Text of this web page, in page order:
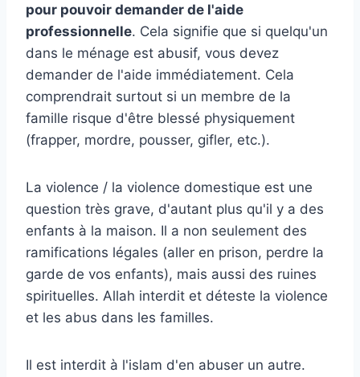
pour pouvoir demander de l'aide
professionnelle. Cela signifie que si quelqu'un
dans le ménage est abusif, vous devez
demander de l'aide immédiatement. Cela
comprendrait surtout si un membre de la
famille risque d'être blessé physiquement
(frapper, mordre, pousser, gifler, etc.).
La violence / la violence domestique est une
question très grave, d'autant plus qu'il y a des
enfants à la maison. Il a non seulement des
ramifications légales (aller en prison, perdre la
garde de vos enfants), mais aussi des ruines
spirituelles. Allah interdit et déteste la violence
et les abus dans les familles.
Il est interdit à l'islam d'en abuser un autre.